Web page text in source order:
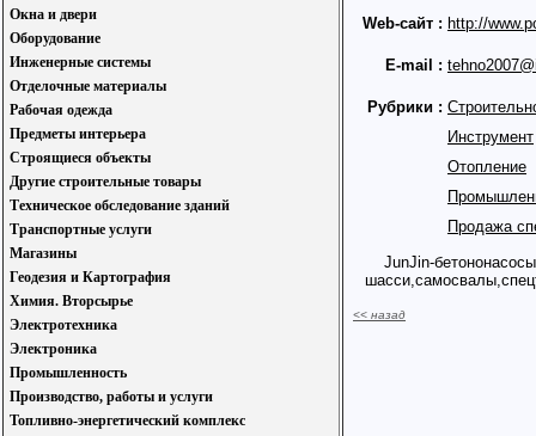
Окна и двери
Оборудование
Инженерные системы
Отделочные материалы
Рабочая одежда
Предметы интерьера
Строящиеся объекты
Другие строительные товары
Техническое обследование зданий
Транспортные услуги
Магазины
Геодезия и Картография
Химия. Вторсырье
Электротехника
Электроника
Промышленность
Производство, работы и услуги
Топливно-энергетический комплекс
Web-сайт : http://
E-mail :
Рубрики :
Инструмент
Отопление
Продажа
JunJin-
<< назад